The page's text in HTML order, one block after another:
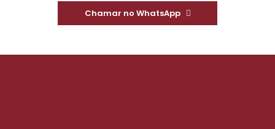
Chamar no WhatsApp